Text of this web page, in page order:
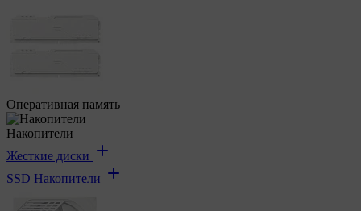
Оперативная память
Накопители
Жесткие диски
SSD Накопители